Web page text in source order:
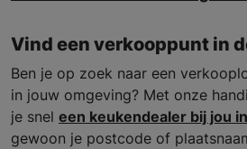
Vind een verkooppunt in
Ben je op zoek naar een
in jouw omgeving? Met onze
je snel een keukendealer bij jou
gewoon je postcode of